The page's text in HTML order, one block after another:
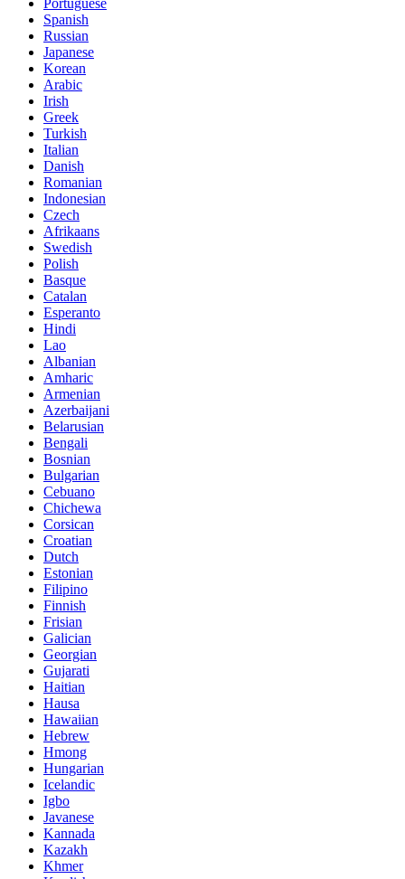
Portuguese
Spanish
Russian
Japanese
Korean
Arabic
Irish
Greek
Turkish
Italian
Danish
Romanian
Indonesian
Czech
Afrikaans
Swedish
Polish
Basque
Catalan
Esperanto
Hindi
Lao
Albanian
Amharic
Armenian
Azerbaijani
Belarusian
Bengali
Bosnian
Bulgarian
Cebuano
Chichewa
Corsican
Croatian
Dutch
Estonian
Filipino
Finnish
Frisian
Galician
Georgian
Gujarati
Haitian
Hausa
Hawaiian
Hebrew
Hmong
Hungarian
Icelandic
Igbo
Javanese
Kannada
Kazakh
Khmer